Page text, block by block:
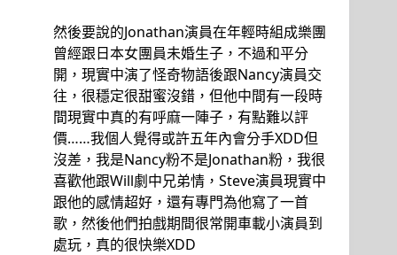
然後要說的Jonathan演員在年輕時組成樂團
曾經跟日本女團員未婚生子，不過和平分
開，現實中演了怪奇物語後跟Nancy演員交
往，很穩定很甜蜜沒錯，但他中間有一段時
間現實中真的有呼麻一陣子，有點難以評
價……我個人覺得或許五年內會分手XDD但
沒差，我是Nancy粉不是Jonathan粉，我很
喜歡他跟Will劇中兄弟情，Steve演員現實中
跟他的感情超好，還有專門為他寫了一首
歌，然後他們拍戲期間很常開車載小演員到
處玩，真的很快樂XDD